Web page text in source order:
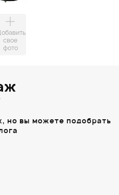
свое
фото
но вы можете подобрать